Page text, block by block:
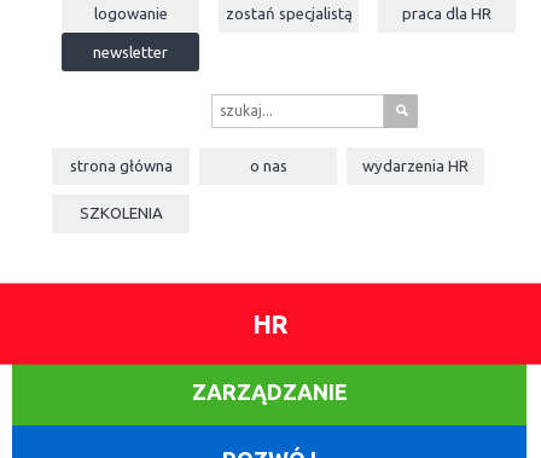
logowanie zostań specjalistą praca dla HR
newsletter
s
strona główna o nas wydarzeniaHR
SZKOLENIA
HR
ZARZĄDZANIE